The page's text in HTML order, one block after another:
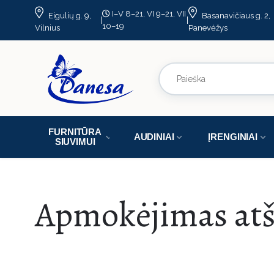
Eigulių g. 9,
Vilnius
I–V 8–21, VI 9–21, VII
10–19
Basanavičiaus g. 2,
Panevėžys
FURNITŪRA
SIUVIMUI
AUDINIAI ĮRENGINIAI
Apmokėjimas